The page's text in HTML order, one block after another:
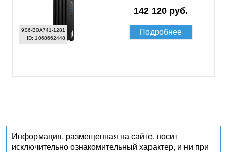
9S6-B0A741-1281
ID: 1068662448
142 120 руб.
Подробнее
Информация, размещенная на сайте, носит
исключительно ознакомительный характер, и ни при